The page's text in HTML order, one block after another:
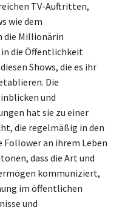
TV-Auftritten,
wie dem
die Millionärin
die Öffentlichkeit
Shows, die es ihr
Die
und
hat sie zu einer
die regelmäßig in den
Follower an ihrem Leben
dass die Art und
kommuniziert,
im öffentlichen
und